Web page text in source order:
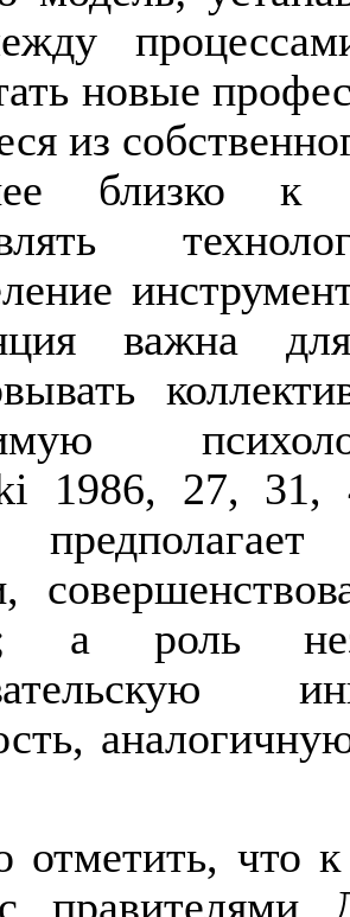
новые
из
близко к
важна
1986, 27, 31,
а роль
отметить, что к
правителями